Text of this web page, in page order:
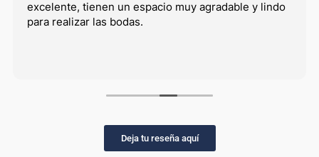
excelente, tienen un espacio muy agradable y lindo
para realizar las bodas.
Deja tu reseña aquí